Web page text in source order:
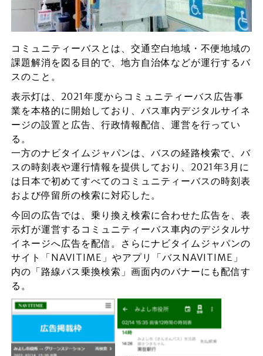
コミュニティーバスとは、交通空白地域・不便地域の
課題解消を図る目的で、地方自治体などが運行するバ
スのこと。
表示灯は、2021年度からコミュニティーバス広告事
業を本格的に開始しており、バス車内デジタルサイネ
ージの設置と広告、行政情報配信、運営を行ってい
る。
一方のナビタイムジャパンは、バスの経路検索で、バ
スの時刻表や運行情報を提供しており、2021年3月に
は日本で初めてすべてのコミュニティーバスの時刻表
および停留所の検索に対応した。
今回の広告では、乗り換え検索に合わせた広告を、表
示灯が運営するコミュニティーバス車内のデジタルサ
イネージへ広告を配信。さらにナビタイムジャパンの
サイト「NAVITIME」やアプリ「バスNAVITIME」
内の「路線バス乗換検索」画面内のバナーにも配信す
る。